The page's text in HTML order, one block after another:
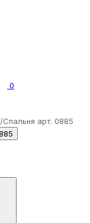
0
/Спальня арт. 0885